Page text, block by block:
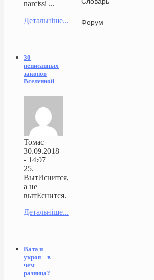
Форум
narcissi ...
Детальніше...
30
неписанных
законов
Вселенной
Томас
30.09.2018
- 14:07
25.
ВытИснится,
а не
вытЕснится.
Детальніше...
Вата и
укроп – в
чем
разница?